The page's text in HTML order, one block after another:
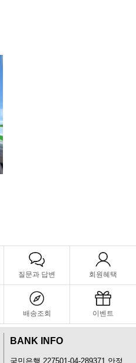
질문과 답변 회원혜택
배송조회 이벤트
BANK INFO
국민은행 227501-04-289371 안정